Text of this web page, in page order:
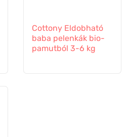
Cottony Eldobható
baba pelenkák bio-
pamutból 3-6 kg